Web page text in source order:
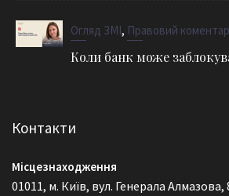
Огляд ЗМІ, Правовий коментар
Коли банк може
Контакти
Місцезнаходження
01011, м. Київ, вул. Генерала Алмазова,